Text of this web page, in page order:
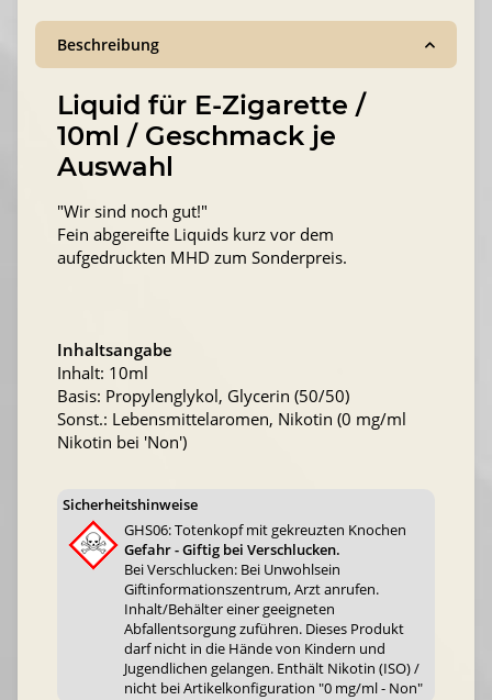
Beschreibung
Liquid für E-Zigarette /
10ml / Geschmack je
Auswahl
"Wir sind noch gut!"
Fein abgereifte Liquids kurz vor dem
aufgedruckten MHD zum Sonderpreis.
Inhaltsangabe
Inhalt: 10ml
Basis: Propylenglykol, Glycerin (50/50)
Sonst.: Lebensmittelaromen, Nikotin (0 mg/ml
Nikotin bei 'Non')
Sicherheitshinweise
GHS06: Totenkopf mit gekreuzten Knochen
Gefahr - Giftig bei Verschlucken.
Bei Verschlucken: Bei Unwohlsein
Giftinformationszentrum, Arzt anrufen.
Inhalt/Behälter einer geeigneten
Abfallentsorgung zuführen. Dieses Produkt
darf nicht in die Hände von Kindern und
Jugendlichen gelangen. Enthält Nikotin (ISO) /
nicht bei Artikelkonfiguration "0 mg/ml - Non"